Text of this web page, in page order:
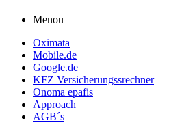
Menou
Oximata
Mobile.de
Google.de
KFZ Versicherungssrechner
Onoma epafis
Approach
AGB´s